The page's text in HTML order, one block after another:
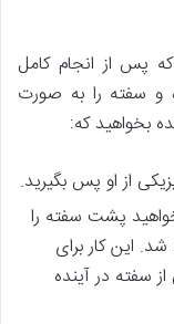
پس از انجام کامل
و سفته را به صورت
بخواهید که:
از او پس بگیرید.
پشت سفته را
این کار برای
سفته در آینده